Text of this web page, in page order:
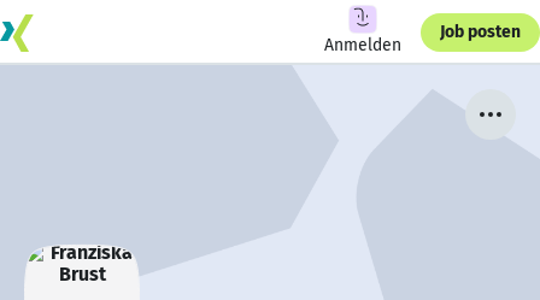
Anmelden
Job posten